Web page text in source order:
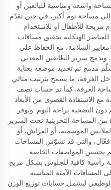
واسعة ومناسبة للبالغين أو
إلى مساحة نوم أكبر، في حين تقدّم
مريحة للأطفال أو للاستخدام
الهيكلية تحقيق مسافات
السلامة، مع الحفاظ على
سرير الطابقين المعدني
مدمج تم تحديد موضعه بعناية
الغرفة، ما يسمح بترتيب مثالي
الغرفة. كما تم حساب نصف
مع الاستفادة القصوى من الأبعاد
التضحية براحة النوم. ويوفر
من المساحة التخزينية تحت السرير
الموسمية، أو الفراش، أو
فعّال، والتي قد تشوّش المساحات
تحسين المواصفات الخاصة
رأسية كافية للجلوس بشكل مريح
الآمنة المناسبة
الوظيفي ليشمل حسابات توزيع الوزن